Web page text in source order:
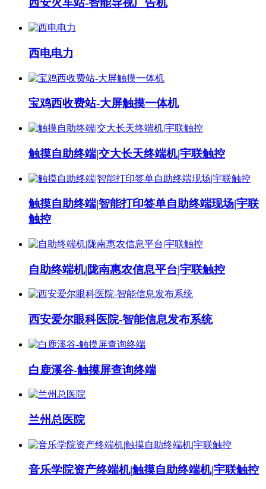
西安火车站-智能导视广告机
西电电力
宝鸡西收费站-大屏触摸一体机
触摸自助终端|交大长天终端机|宇联触控
触摸自助终端|智能打印签单自助终端现场|宇联
触控
自助终端机|陇南惠农信息平台|宇联触控
西安爱尔眼科医院-智能信息发布系统
白鹿溪谷-触摸屏查询终端
兰州总医院
音乐学院资产终端机|触摸自助终端机|宇联触控